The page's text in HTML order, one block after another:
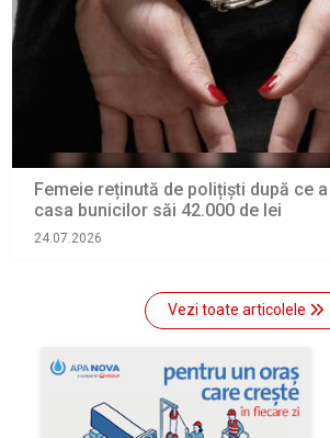
Femeie reținută de polițiști după ce
casa bunicilor săi 42.000 de lei
24.07.2026
Vezi toate articolele